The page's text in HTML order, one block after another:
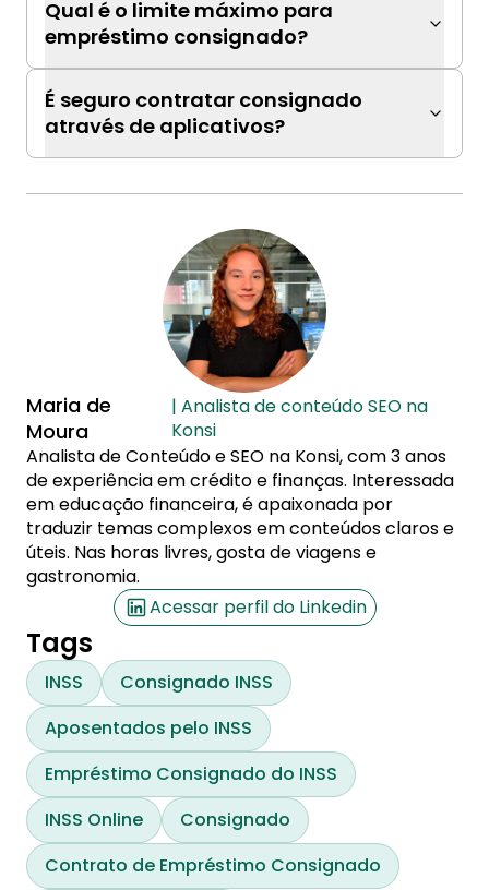
Qual é o limite máximo para
empréstimo consignado?
É seguro contratar consignado
através de aplicativos?
Maria de
Moura
| Analista de conteúdo SEO na
Konsi
Analista de Conteúdo e SEO na Konsi, com 3 anos
de experiência em crédito e finanças. Interessada
em educação financeira, é apaixonada por
traduzir temas complexos em conteúdos claros e
úteis. Nas horas livres, gosta de viagens e
gastronomia.
Acessar perfil do Linkedin
Tags
INSS
Consignado INSS
Aposentados pelo INSS
Empréstimo Consignado do INSS
INSS Online
Consignado
Contrato de Empréstimo Consignado